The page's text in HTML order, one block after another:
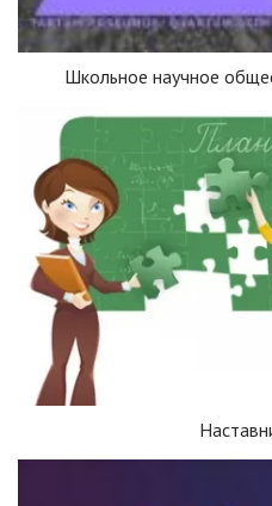
Школьное научное